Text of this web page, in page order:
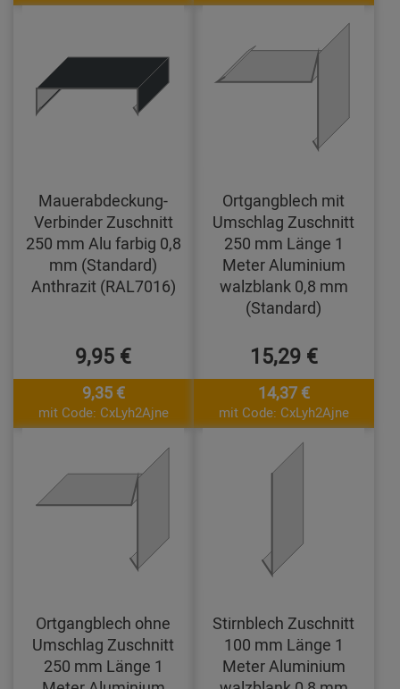
Mauerabdeckung-
Verbinder Zuschnitt
250 mm Alu farbig 0,8
mm (Standard)
Anthrazit (RAL7016)
9,95 €
9,35 €
mit Code: CxLyh2Ajne
Ortgangblech mit
Umschlag Zuschnitt
250 mm Länge 1
Meter Aluminium
walzblank 0,8 mm
(Standard)
15,29 €
14,37 €
mit Code: CxLyh2Ajne
Ortgangblech ohne
Umschlag Zuschnitt
250 mm Länge 1
Stirnblech Zuschnitt
100 mm Länge 1
Meter Aluminium